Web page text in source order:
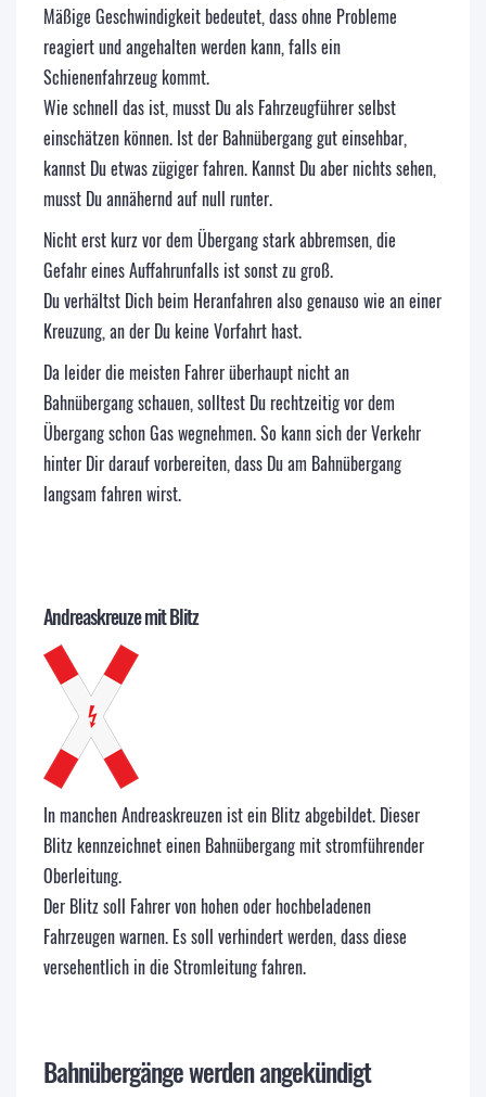
Mäßige Geschwindigkeit bedeutet, dass ohne Probleme
reagiert und angehalten werden kann, falls ein
Schienenfahrzeug kommt.
Wie schnell das ist, musst Du als Fahrzeugführer selbst
einschätzen können. Ist der Bahnübergang gut einsehbar,
kannst Du etwas zügiger fahren. Kannst Du aber nichts sehen,
musst Du annähernd auf null runter.
Nicht erst kurz vor dem Übergang stark abbremsen, die
Gefahr eines Auffahrunfalls ist sonst zu groß.
Du verhältst Dich beim Heranfahren also genauso wie an einer
Kreuzung, an der Du keine Vorfahrt hast.
Da leider die meisten Fahrer überhaupt nicht an
Bahnübergang schauen, solltest Du rechtzeitig vor dem
Übergang schon Gas wegnehmen. So kann sich der Verkehr
hinter Dir darauf vorbereiten, dass Du am Bahnübergang
langsam fahren wirst.
Andreaskreuze mit Blitz
In manchen Andreaskreuzen ist ein Blitz abgebildet. Dieser
Blitz kennzeichnet einen Bahnübergang mit stromführender
Oberleitung.
Der Blitz soll Fahrer von hohen oder hochbeladenen
Fahrzeugen warnen. Es soll verhindert werden, dass diese
versehentlich in die Stromleitung fahren.
Bahnübergänge werden angekündigt